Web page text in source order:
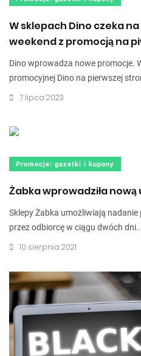
W sklepach Dino czeka
weekend z promocją na
Dino wprowadza nowe promocje.
promocyjnej Dino na pierwszej
7 lipca 2023
Promocje: gazetki i kupony
Żabka wprowadziła nową
Sklepy Żabka umożliwiają
przez odbiorcę w ciągu dwóch
10 sierpnia 2021